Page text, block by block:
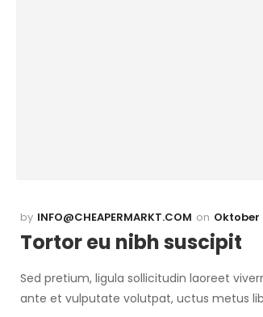
INFO@CHEAPERMARKT.COM Oktober
Tortor eu nibh suscipit
Sed pretium, ligula sollicitudin laoreet
ante et vulputate volutpat, uctus metus